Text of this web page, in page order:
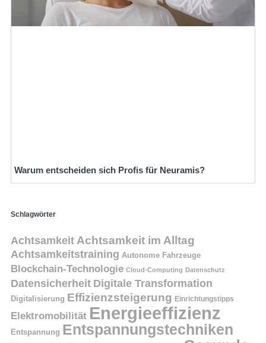
Warum entscheiden sich Profis für Neuramis?
Schlagwörter
AchtsamkeitAchtsamkeit im Alltag
Achtsamkeitstraining Autonome Fahrzeuge
Blockchain-Technologie Cloud-Computing Datenschutz
Datensicherheit Digitale Transformation
Digitalisierung Effizienzsteigerung Einrichtungstipps
Elektromobilität Energieeffizienz
Entspannung Entspannungstechniken